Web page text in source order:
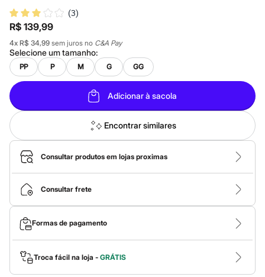
Alfaiataria
Novidades
Roupas
Blusas e Camisetas
Básicos
Calças
Casacos e Jaquetas
Jeans
Macacões
Saias
Shorts e Bermudas
Vestidos
Acessórios
Bolsas
Bonés e Chapéus
Bijoux
Cintos
Óculos
Relógios
Calçados
Botas
Chinelos
Rasteirinhas
Sandálias
Sapatilhas
(3)
R$ 139,99
4x R$ 34,99 sem juros no C&A Pay
Selecione umtamanho:
PP P M G GG
Adicionar à sacola
Encontrar similares
Consultar produtos em lojas proximas
Consultar frete
Formas de pagamento
Troca fácil na loja - GRÁTIS